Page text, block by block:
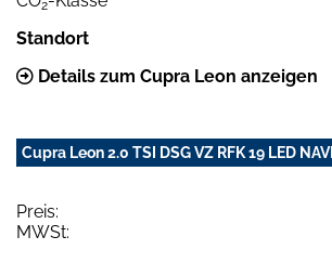
2
Standort
Details zum Cupra Leon anzeigen
Cupra Leon 2.0 TSI DSG VZ RFK 19 LED NAVI
Preis:
MWSt: